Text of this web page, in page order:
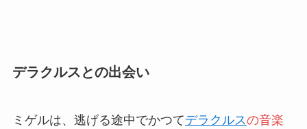
デラクルスとの出会い
ミゲルは、逃げる途中でかつてデラクルスの音楽